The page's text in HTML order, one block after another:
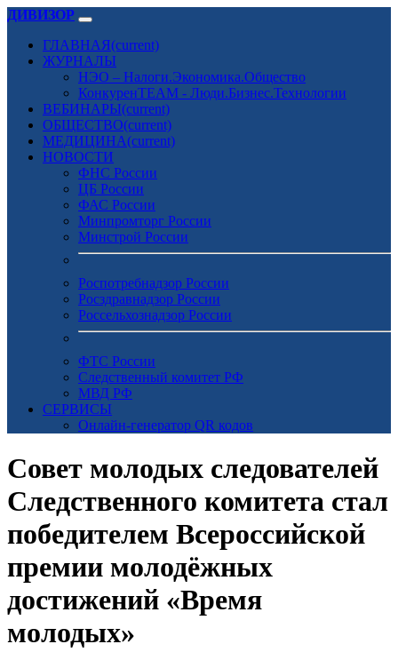
ДИВИЗОР
ГЛАВНАЯ(current)
ЖУРНАЛЫ
НЭО – Налоги.Экономика.Общество
КонкуренTEAM - Люди.Бизнес.Технологии
ВЕБИНАРЫ(current)
ОБЩЕСТВО(current)
МЕДИЦИНА(current)
НОВОСТИ
ФНС России
ЦБ России
ФАС России
Минпромторг России
Минстрой России
Роспотребнадзор России
Росздравнадзор России
Россельхознадзор России
ФТС России
Следственный комитет РФ
МВД РФ
СЕРВИСЫ
Онлайн-генератор QR кодов
Совет молодых следователей
Следственного комитета стал
победителем Всероссийской
премии молодёжных
достижений «Время
молодых»